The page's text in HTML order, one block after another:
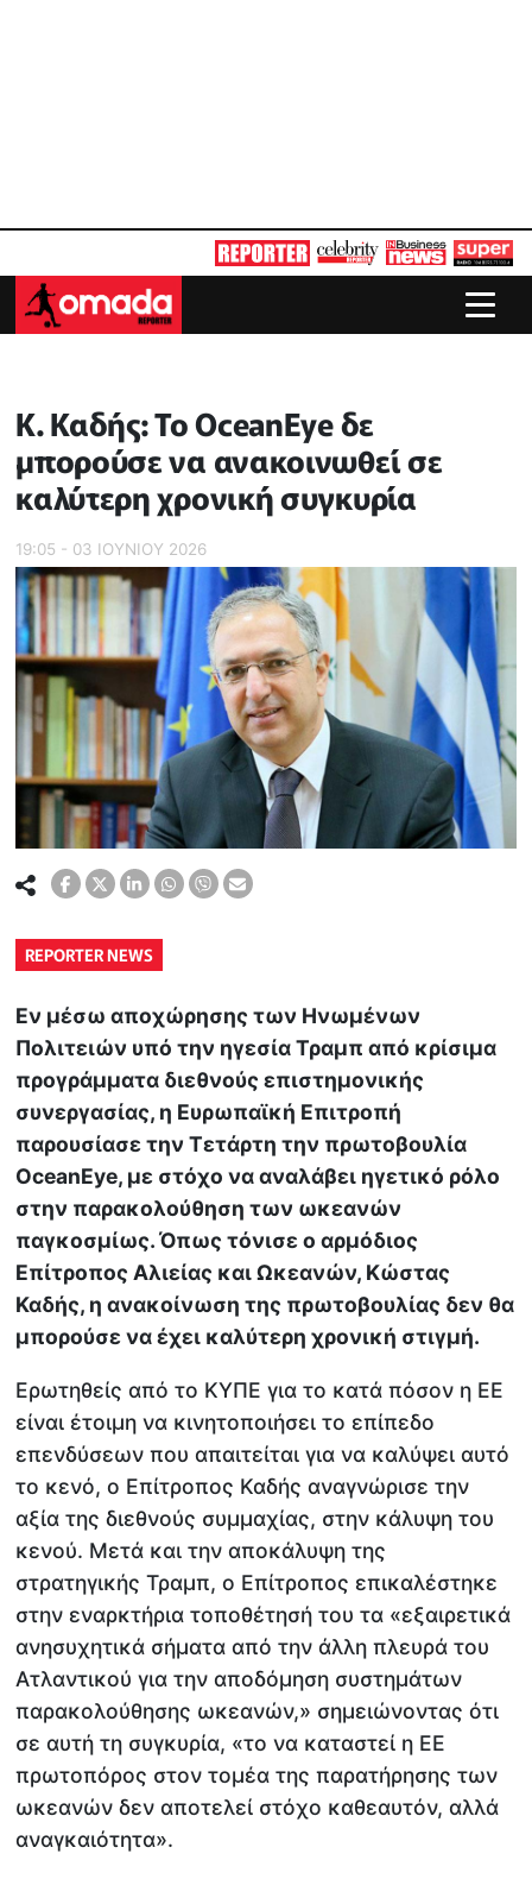
Κ. Καδής: Το OceanEye δε
μπορούσε να ανακοινωθεί σε
καλύτερη χρονική συγκυρία
19:05 - 03 ΙΟΥΝΙΟΥ 2026
REPORTER NEWS
Εν μέσω αποχώρησης των Ηνωμένων
Πολιτειών υπό την ηγεσία Τραμπ από κρίσιμα
προγράμματα διεθνούς επιστημονικής
συνεργασίας, η Ευρωπαϊκή Επιτροπή
παρουσίασε την Τετάρτη την πρωτοβουλία
OceanEye, με στόχο να αναλάβει ηγετικό ρόλο
στην παρακολούθηση των ωκεανών
παγκοσμίως. Όπως τόνισε ο αρμόδιος
Επίτροπος Αλιείας και Ωκεανών, Κώστας
Καδής, η ανακοίνωση της πρωτοβουλίας δεν θα
μπορούσε να έχει καλύτερη χρονική στιγμή.
Ερωτηθείς από το ΚΥΠΕ για το κατά πόσον η ΕΕ
είναι έτοιμη να κινητοποιήσει το επίπεδο
επενδύσεων που απαιτείται για να καλύψει αυτό
το κενό, ο Επίτροπος Καδής αναγνώρισε την
αξία της διεθνούς συμμαχίας, στην κάλυψη του
κενού. Μετά και την αποκάλυψη της
στρατηγικής Τραμπ, ο Επίτροπος επικαλέστηκε
στην εναρκτήρια τοποθέτησή του τα «εξαιρετικά
ανησυχητικά σήματα από την άλλη πλευρά του
Ατλαντικού για την αποδόμηση συστημάτων
παρακολούθησης ωκεανών,» σημειώνοντας ότι
σε αυτή τη συγκυρία, «το να καταστεί η ΕΕ
πρωτοπόρος στον τομέα της παρατήρησης των
ωκεανών δεν αποτελεί στόχο καθεαυτόν, αλλά
αναγκαιότητα».